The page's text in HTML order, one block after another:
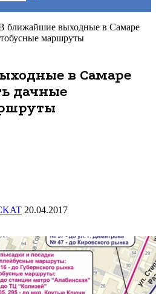
ближайшие выходные в Самаре
маршруты
в Самаре
дачные
20.04.2017